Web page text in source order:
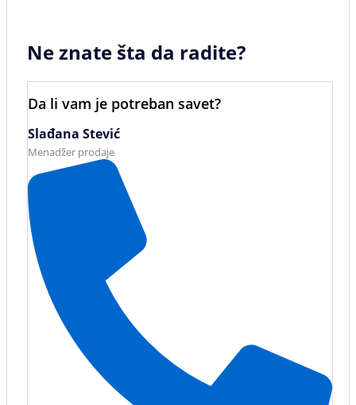
Ne znate šta da radite?
Da li vam je potreban savet?
Slađana Stević
Menadžer prodaje